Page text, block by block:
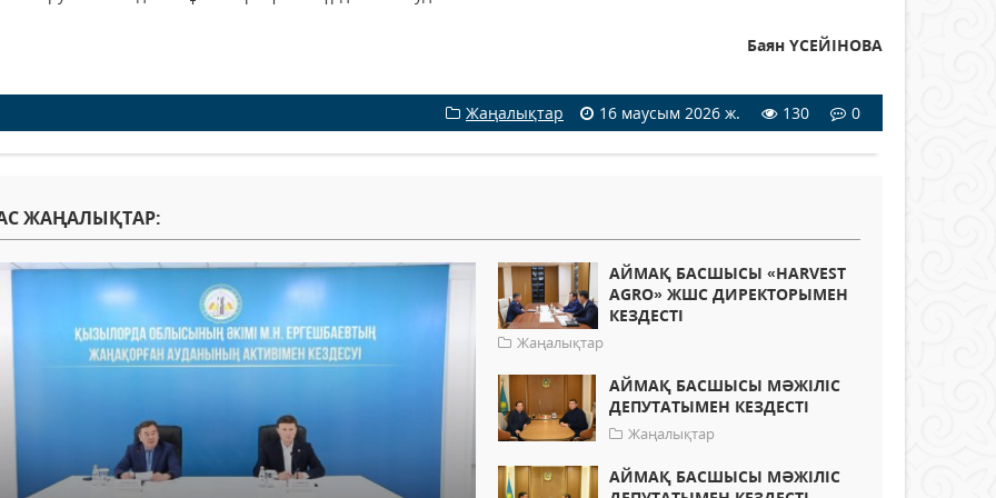
Баян ҮСЕЙІНОВА
Жаңалықтар 16 маусым 2026 ж. 130 0
ЖАҢАЛЫҚТАР:
АЙМАҚ БАСШЫСЫ «HARVEST
AGRO» ЖШС ДИРЕКТОРЫМЕН
КЕЗДЕСТІ
Жаңалықтар
АЙМАҚ БАСШЫСЫ МӘЖІЛІС
ДЕПУТАТЫМЕН КЕЗДЕСТІ
Жаңалықтар
АЙМАҚ БАСШЫСЫ МӘЖІЛІС